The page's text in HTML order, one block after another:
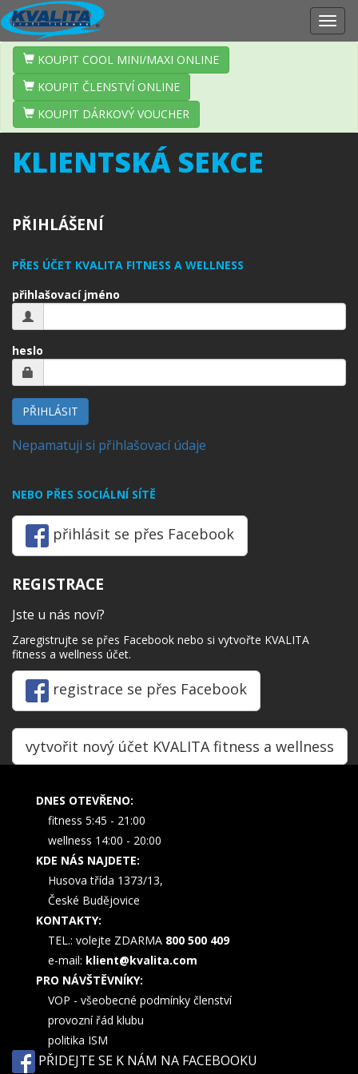
KLIENTSKÁ SEKCE
PŘIHLÁŠENÍ
PŘES ÚČET KVALITA FITNESS A WELLNESS
přihlašovací jméno
heslo
PŘIHLÁSIT
Nepamatuji si přihlašovací údaje
NEBO PŘES SOCIÁLNÍ SÍTĚ
přihlásit se přes Facebook
REGISTRACE
Jste u nás noví?
Zaregistrujte se přes Facebook nebo si vytvořte KVALITA
fitness a wellness účet.
registrace se přes Facebook
vytvořit nový účet KVALITA fitness a wellness
KOUPIT COOL MINI/MAXI ONLINE
KOUPIT ČLENSTVÍ ONLINE
KOUPIT DÁRKOVÝ VOUCHER
DNES OTEVŘENO:
fitness 5:45 - 21:00
wellness 14:00 - 20:00
KDE NÁS NAJDETE:
Husova třída 1373/13,
České Budějovice
KONTAKTY:
TEL.: volejte ZDARMA 800 500 409
e-mail: klient@kvalita.com
PRO NÁVŠTĚVNÍKY:
VOP - všeobecné podmínky členství
provozní řád klubu
politika ISM
PŘIDEJTE SE K NÁM NA FACEBOOKU